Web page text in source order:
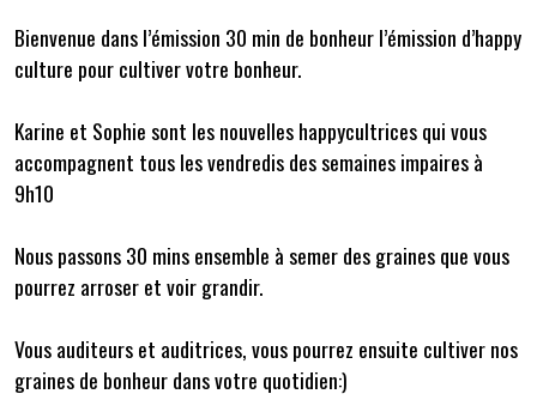
Bienvenue dans l’émission 30 min de bonheur l’émission d’happy
culture pour cultiver votre bonheur.
Karine et Sophie sont les nouvelles happycultrices qui vous
accompagnent tous les vendredis des semaines impaires à
9h10
Nous passons 30 mins ensemble à semer des graines que vous
pourrez arroser et voir grandir.
Vous auditeurs et auditrices, vous pourrez ensuite cultiver nos
graines de bonheur dans votre quotidien:)